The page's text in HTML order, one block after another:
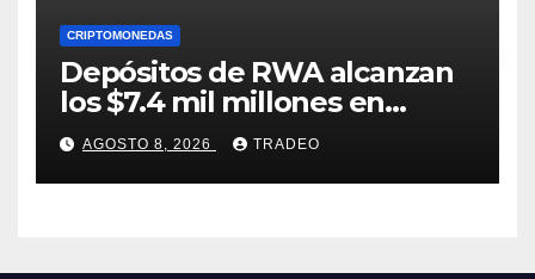
CRIPTOMONEDAS
Depósitos de RWA alcanzan
los $7.4 mil millones en
medio de la caída de DeFi
AGOSTO 8, 2026 TRADEO